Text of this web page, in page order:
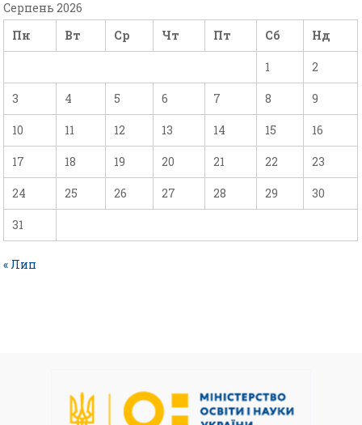
Серпень 2026
Пн
Вт Ср Чт Пт Сб Нд
1 2
3 4 5 6 7 8 9
10 11 12 13 14 15 16
17 18 19 20 21 22 23
24 25 26 27 28 29 30
31
« Лип